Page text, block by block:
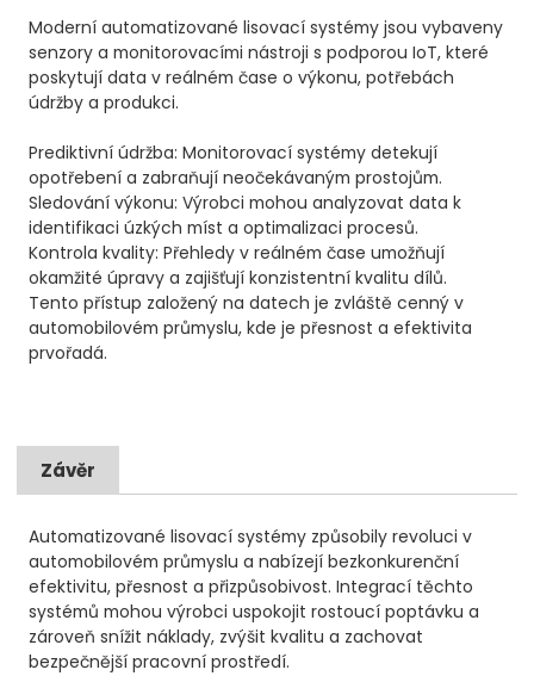
Moderní automatizované lisovací systémy jsou vybaveny
senzory a monitorovacími nástroji s podporou IoT, které
poskytují data v reálném čase o výkonu, potřebách
údržby a produkci.
Prediktivní údržba: Monitorovací systémy detekují
opotřebení a zabraňují neočekávaným prostojům.
Sledování výkonu: Výrobci mohou analyzovat data k
identifikaci úzkých míst a optimalizaci procesů.
Kontrola kvality: Přehledy v reálném čase umožňují
okamžité úpravy a zajišťují konzistentní kvalitu dílů.
Tento přístup založený na datech je zvláště cenný v
automobilovém průmyslu, kde je přesnost a efektivita
prvořadá.
Závěr
Automatizované lisovací systémy způsobily revoluci v
automobilovém průmyslu a nabízejí bezkonkurenční
efektivitu, přesnost a přizpůsobivost. Integrací těchto
systémů mohou výrobci uspokojit rostoucí poptávku a
zároveň snížit náklady, zvýšit kvalitu a zachovat
bezpečnější pracovní prostředí.